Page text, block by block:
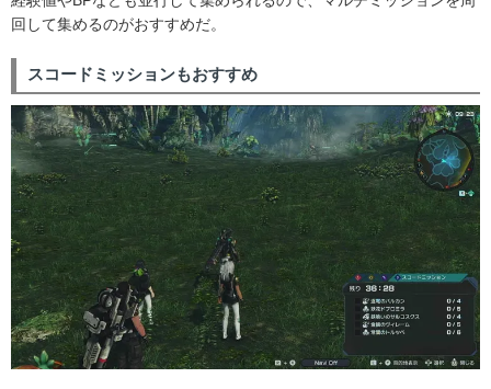
回して集めるのがおすすめだ。
スコードミッションもおすすめ